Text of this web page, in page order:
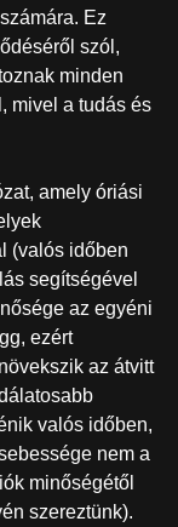
Ez
szól,
minden
mivel a tudás és
amely óriási
(valós időben
segítségével
az egyéni
ezért
az átvitt
valós időben,
nem a
minőségétől
szereztünk).